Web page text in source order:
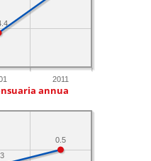
2011
annua
0.5